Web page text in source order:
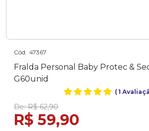
Cód: 47367
Fralda Personal Baby Protec &
G60unid
(1
De:R$ 62,90
R$ 59,90